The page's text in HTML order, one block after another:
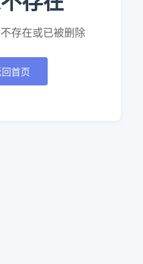
存在或已被删除
首页